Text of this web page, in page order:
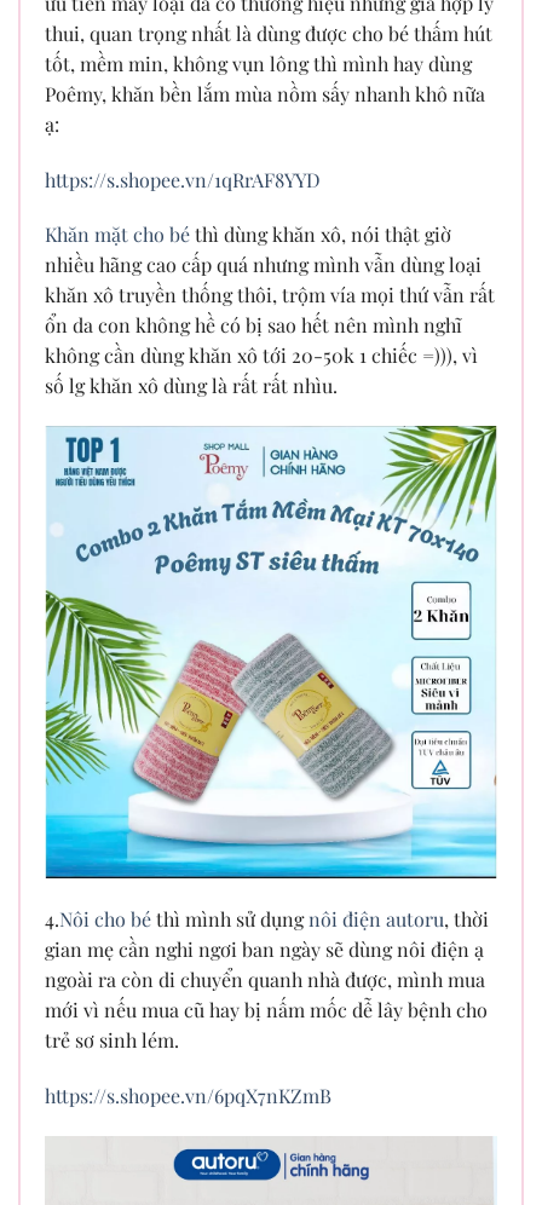
thui, quan trọng nhất là dùng được cho bé thấm hút
tốt, mềm min, không vụn lông thì mình hay dùng
Poêmy, khăn bền lắm mùa nồm sấy nhanh khô nữa
ạ:
https://s.shopee.vn/1qRrAF8YYD
Khăn mặt cho béthì dùng khăn xô, nói thật giờ
nhiều hãng cao cấp quá nhưng mình vẫn dùng loại
khăn xô truyền thống thôi, trộm vía mọi thứ vẫn rất
ổn da con không hề có bị sao hết nên mình nghĩ
không cần dùng khăn xô tới 20-50k 1 chiếc =))), vì
số lg khăn xô dùng là rất rất nhìu.
4.Nôi cho béthì mình sử dụngnôi điện autoru, thời
gian mẹ cần nghi ngơi ban ngày sẽ dùng nôi điện ạ
ngoài ra còn di chuyển quanh nhà được, mình mua
mới vì nếu mua cũ hay bị nấm mốc dễ lây bệnh cho
trẻ sơ sinh lém.
https://s.shopee.vn/6pqX7nKZmB